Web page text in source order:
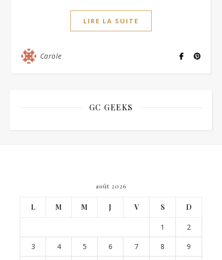
LIRE LA SUITE
Carole
GC GEEKS
août 2026
L M M J V S D
1 2
3 4 5 6 7 8 9